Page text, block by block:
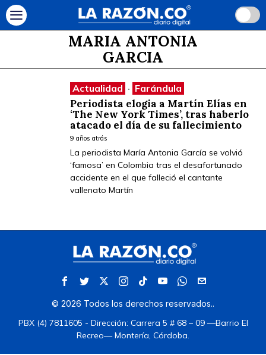
MARIA ANTONIA
GARCIA
Actualidad · Farándula
Periodista elogia a Martín Elías en
‘The New York Times’, tras haberlo
atacado el día de su fallecimiento
9 años atrás
La periodista María Antonia García se volvió
‘famosa’ en Colombia tras el desafortunado
accidente en el que falleció el cantante
vallenato Martín
© 2026 Todos los derechos reservados..
PBX (4) 7811605 - Dirección: Carrera 5 # 68 – 09 —Barrio El
Recreo— Montería, Córdoba.